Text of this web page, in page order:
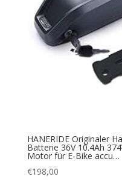
HANERIDE Originaler
Batterie 36V 10.4Ah
Motor für E-Bike accu…
€198,00